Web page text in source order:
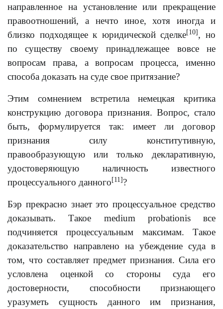
направленное на установление или прекращение
правоотношений, а нечто иное, хотя иногда и
близко подходящее к юридической сделке[10] , но
по существу своему принадлежащее вовсе не
вопросам права, а вопросам процесса, именно
способа доказать на суде свое притязание?
Этим сомнением встретила немецкая критика
конструкцию договора признания. Вопрос, стало
быть, формулируется так: имеет ли договор
признания силу конститутивную,
правообразующую или только декларативную,
удостоверяющую наличность известного
процессуального данного [11] ?
Бэр прекрасно знает это процессуальное средство
доказывать. Такое medium probationis все
подчиняется процессуальным максимам. Такое
доказательство направлено на убеждение суда в
том, что составляет предмет признания. Сила его
условлена оценкой со стороны суда его
достоверности, способности признающего
уразуметь сущность данного им признания,